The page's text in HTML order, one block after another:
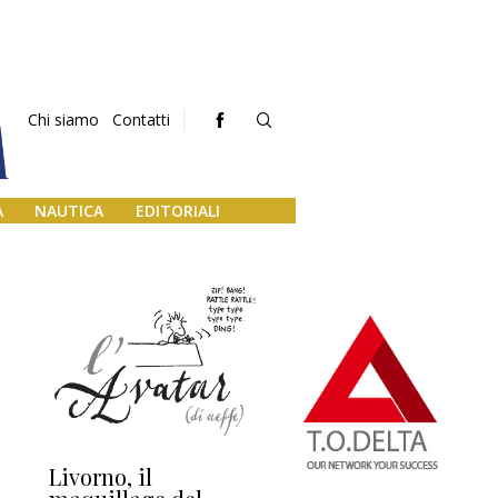
Chi siamo Contatti
NAUTICA EDITORIALI
Livorno, il L’uscita di scena di